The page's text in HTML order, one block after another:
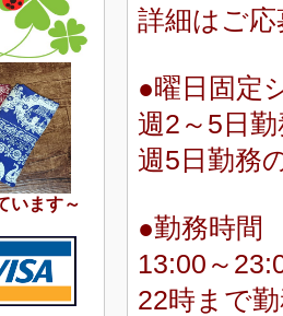
詳細はご
●曜日固定
週2～5日
週5日勤務
●勤務時間
13:00～
22時まで
います～